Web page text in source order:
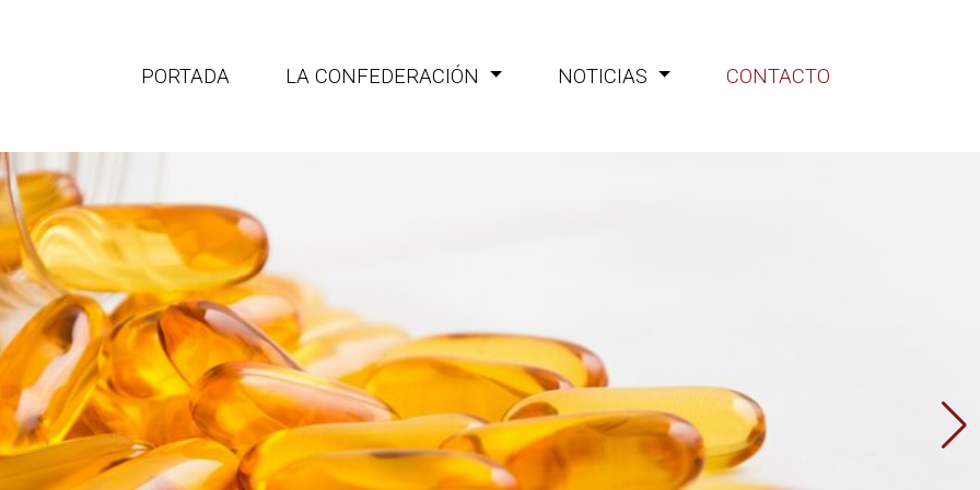
PORTADA LA CONFEDERACIÓN NOTICIAS CONTACTO
Portal de empleo
para profesionales
CEATIMEF
española de asociaciones